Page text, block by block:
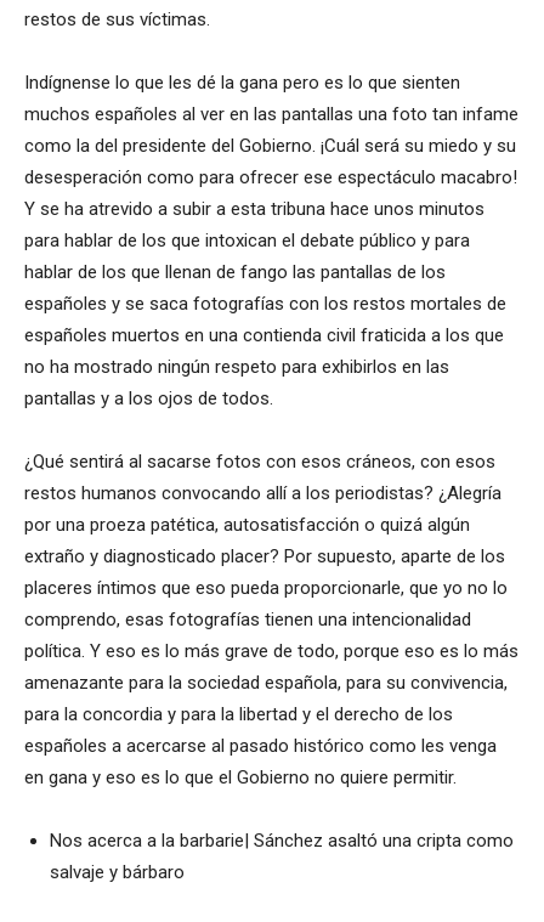
restos de sus víctimas.
Indígnense lo que les dé la gana pero es lo que sienten
muchos españoles al ver en las pantallas una foto tan infame
como la del presidente del Gobierno. ¡Cuál será su miedo y su
desesperación como para ofrecer ese espectáculo macabro!
Y se ha atrevido a subir a esta tribuna hace unos minutos
para hablar de los que intoxican el debate público y para
hablar de los que llenan de fango las pantallas de los
españoles y se saca fotografías con los restos mortales de
españoles muertos en una contienda civil fraticida a los que
no ha mostrado ningún respeto para exhibirlos en las
pantallas y a los ojos de todos.
¿Qué sentirá al sacarse fotos con esos cráneos, con esos
restos humanos convocando allí a los periodistas? ¿Alegría
por una proeza patética, autosatisfacción o quizá algún
extraño y diagnosticado placer? Por supuesto, aparte de los
placeres íntimos que eso pueda proporcionarle, que yo no lo
comprendo, esas fotografías tienen una intencionalidad
política. Y eso es lo más grave de todo, porque eso es lo más
amenazante para la sociedad española, para su convivencia,
para la concordia y para la libertad y el derecho de los
españoles a acercarse al pasado histórico como les venga
en gana y eso es lo que el Gobierno no quiere permitir.
Nos acerca a la barbarie| Sánchez asaltó una cripta como
salvaje y bárbaro